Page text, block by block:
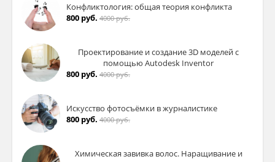
Конфликтология: общая теория конфликта
800 руб. 4000 руб.
Проектирование и создание 3D моделей с
помощью Autodesk Inventor
800 руб. 4000 руб.
Искусство фотосъёмки в журналистике
800 руб. 4000 руб.
Химическая завивка волос. Наращивание и